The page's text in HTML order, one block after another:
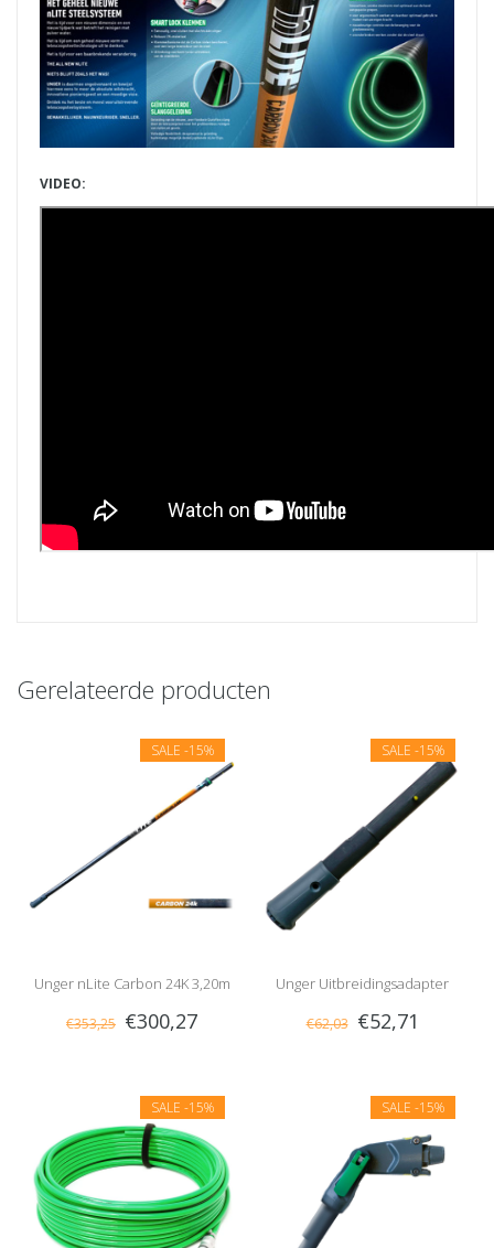
VIDEO:
Gerelateerde producten
SALE -15%
Unger nLite Carbon 24K 3,20m
€353,25 €300,27
SALE -15%
Unger Uitbreidingsadapter
€62,03 €52,71
SALE -15% SALE -15%